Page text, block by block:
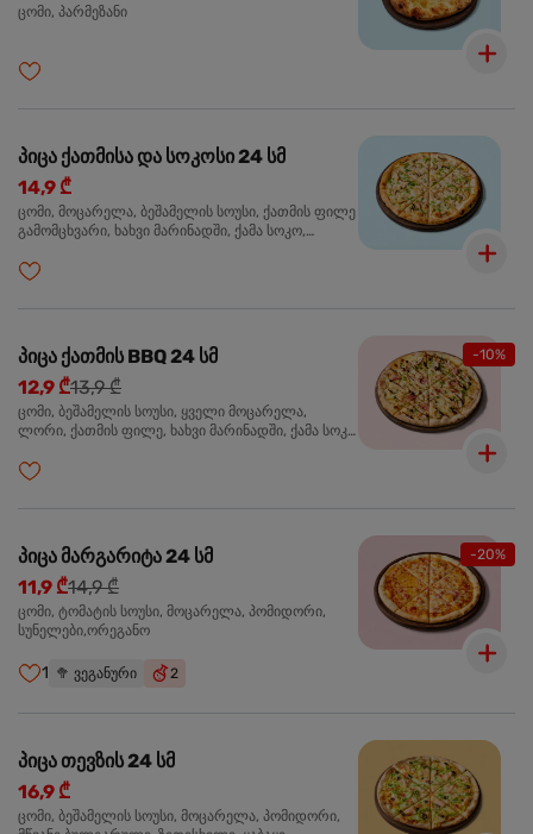
ცომი, პარმეზანი
პიცა ქათმისა და სოკოსი 24 სმ
14,9 ₾
ცომი, მოცარელა, ბეშამელის სოუსი, ქათმის ფილე
გამომცხვარი, ხახვი მარინადში, ქამა სოკო,
-10%
პიცა ქათმის BBQ 24 სმ
12,9 ₾13,9 ₾
ცომი, ბეშამელის სოუსი, ყველი მოცარელა,
ლორი, ქათმის ფილე, ხახვი მარინადში, ქამა სოკო
-20%
პიცა მარგარიტა 24 სმ
11,9 ₾14,9 ₾
ცომი, ტომატის სოუსი, მოცარელა, პომიდორი,
სუნელები,ორეგანო
1 🥦 ვეგანური 2
პიცა თევზის 24 სმ
16,9 ₾
ცომი, ბეშამელის სოუსი, მოცარელა, პომიდორი,